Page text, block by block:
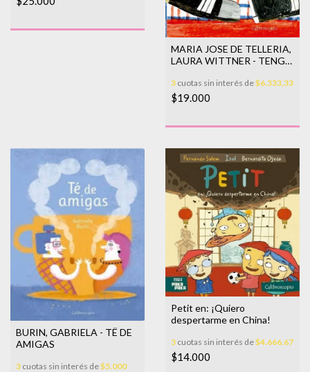
MARIA JOSE DE TELLERIA,
LAURA WITTNER - TENGO
3 cuotas sin interés de$6.333,33
$19.000
BURIN, GABRIELA - TË DE
AMIGAS
3 cuotas sin interés de$5.000
Petit en: ¡Quiero
despertarme en China!
3 cuotas sin interés de$4.666,67
$14.000